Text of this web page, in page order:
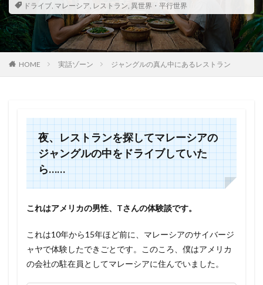
ドライブ, マレーシア, レストラン, 異世界・平行世界
HOME 実話ゾーン ジャングルの真ん中にあるレストラン
夜、レストランを探してマレーシアの
ジャングルの中をドライブしていた
ら……
これはアメリカの男性、Tさんの体験談です。
これは10年から15年ほど前に、マレーシアのサイバージ
ャヤで体験したできごとです。このころ、僕はアメリカ
の会社の駐在員としてマレーシアに住んでいました。